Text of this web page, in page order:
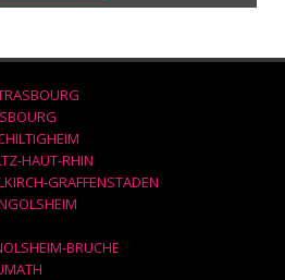
HAUT-RHIN
GRAFFENSTADEN
BRUCHE